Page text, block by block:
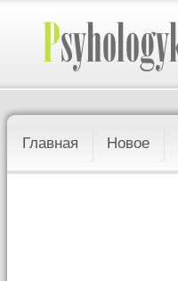
Главная Новое